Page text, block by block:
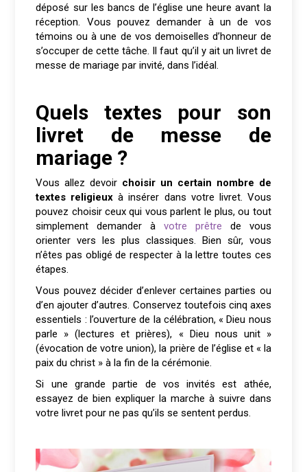
déposé sur les bancs de l’église une heure avant la
réception. Vous pouvez demander à un de vos
témoins ou à une de vos demoiselles d’honneur de
s’occuper de cette tâche. Il faut qu’il y ait un livret de
messe de mariage par invité, dans l’idéal.
Quels textes pour son
livret de messe de
mariage ?
Vous allez devoir choisir un certain nombre de
textes religieux à insérer dans votre livret. Vous
pouvez choisir ceux qui vous parlent le plus, ou tout
simplement demander à votre prêtre de vous
orienter vers les plus classiques. Bien sûr, vous
n’êtes pas obligé de respecter à la lettre toutes ces
étapes.
Vous pouvez décider d’enlever certaines parties ou
d’en ajouter d’autres. Conservez toutefois cinq axes
essentiels : l’ouverture de la célébration, « Dieu nous
parle » (lectures et prières), « Dieu nous unit »
(évocation de votre union), la prière de l’église et « la
paix du christ » à la fin de la cérémonie.
Si une grande partie de vos invités est athée,
essayez de bien expliquer la marche à suivre dans
votre livret pour ne pas qu’ils se sentent perdus.